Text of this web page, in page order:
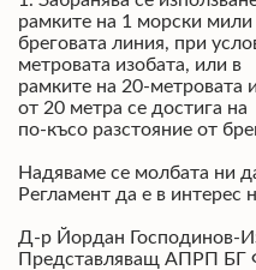
рамките на 1 морски мили
бреговата линия, при
метровата изобата, или в
рамките на 20-метровата
от 20 метра се достига на
по-късо разстояние от
Надяваме се молбата ни
Регламент да е в интерес
Д-р Йордан Господинов-
Представляващ АПРП